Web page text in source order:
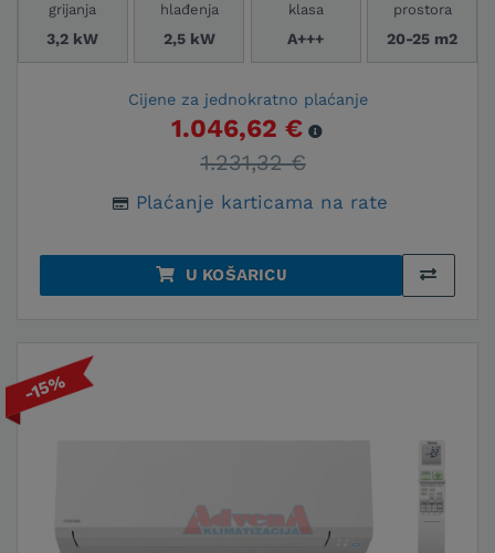
grijanja
3,2 kW
hlađenja
2,5 kW
klasa
A+++
prostora
20-25 m2
Cijene za jednokratno plaćanje
1.046,62 €
1.231,32 €
Plaćanje karticama na rate
U KOŠARICU
-15%